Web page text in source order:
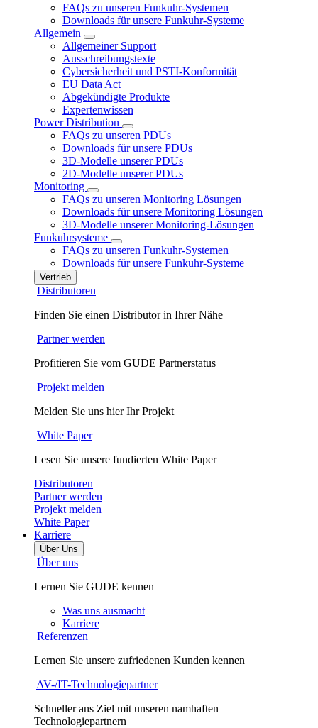
FAQs zu unseren Funkuhr-Systemen
Downloads für unsere Funkuhr-Systeme
Allgemein
Allgemeiner Support
Ausschreibungstexte
Cybersicherheit und PSTI-Konformität
EU Data Act
Abgekündigte Produkte
Expertenwissen
Power Distribution
FAQs zu unseren PDUs
Downloads für unsere PDUs
3D-Modelle unserer PDUs
2D-Modelle unserer PDUs
Monitoring
FAQs zu unseren Monitoring Lösungen
Downloads für unsere Monitoring Lösungen
3D-Modelle unserer Monitoring-Lösungen
Funkuhrsysteme
FAQs zu unseren Funkuhr-Systemen
Downloads für unsere Funkuhr-Systeme
Vertrieb
Distributoren
Finden Sie einen Distributor in Ihrer Nähe
Partner werden
Profitieren Sie vom GUDE Partnerstatus
Projekt melden
Melden Sie uns hier Ihr Projekt
White Paper
Lesen Sie unsere fundierten White Paper
Distributoren
Partner werden
Projekt melden
White Paper
Karriere
Über Uns
Über uns
Lernen Sie GUDE kennen
Was uns ausmacht
Karriere
Referenzen
Lernen Sie unsere zufriedenen Kunden kennen
AV-/IT-Technologiepartner
Schneller ans Ziel mit unseren namhaften
Technologiepartnern